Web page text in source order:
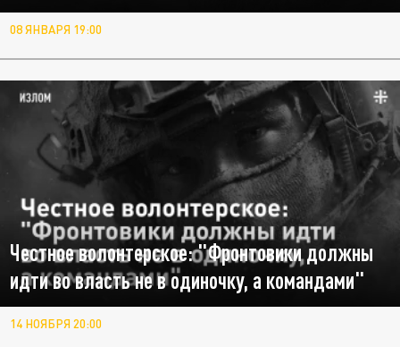
08 ЯНВАРЯ 19:00
Честное волонтерское: "Фронтовики должны
идти во власть не в одиночку, а командами"
14 НОЯБРЯ 20:00